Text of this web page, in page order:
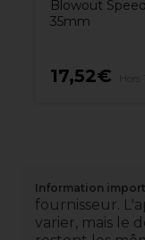
Blowout
35mm
17,52€
Information
fournisseur.
varier, mais le